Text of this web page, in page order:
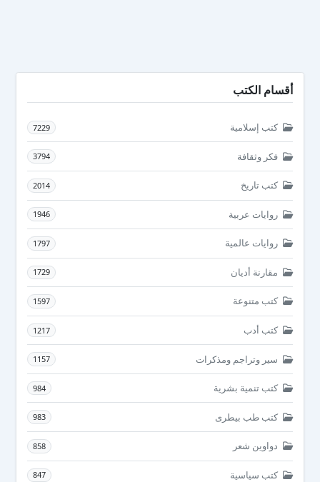
أقسام الكتب
كتب إسلامية 7229
فكر وثقافة 3794
كتب تاريخ 2014
روايات عربية 1946
روايات عالمية 1797
مقارنة أديان 1729
كتب متنوعة 1597
كتب أدب 1217
سير وتراجم ومذكرات 1157
كتب تنمية بشرية 984
كتب طب بيطرى 983
دواوين شعر 858
كتب سياسية 847